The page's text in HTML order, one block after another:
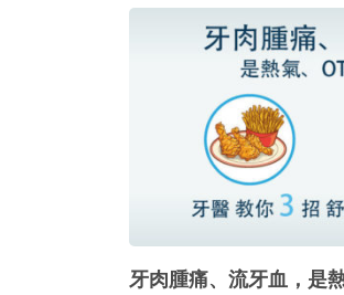
牙肉腫痛、流牙血，是